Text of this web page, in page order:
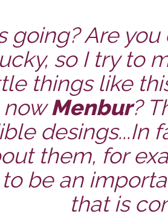
going? Are
so I try to
things like
nowMenbur?
desings...In
them, for
be an
that is